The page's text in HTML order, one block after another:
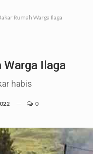
Rumah Warga Ilaga
Warga Ilaga
habis
0